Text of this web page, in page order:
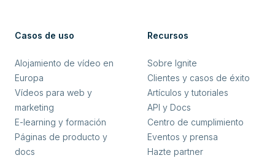
Casos de uso
Alojamiento de vídeo en
Europa
Vídeos para web y
marketing
E-learning y formación
Páginas de producto y
docs
Recursos
Sobre Ignite
Clientes y casos de éxito
Artículos y tutoriales
API y Docs
Centro de cumplimiento
Eventos y prensa
Hazte partner